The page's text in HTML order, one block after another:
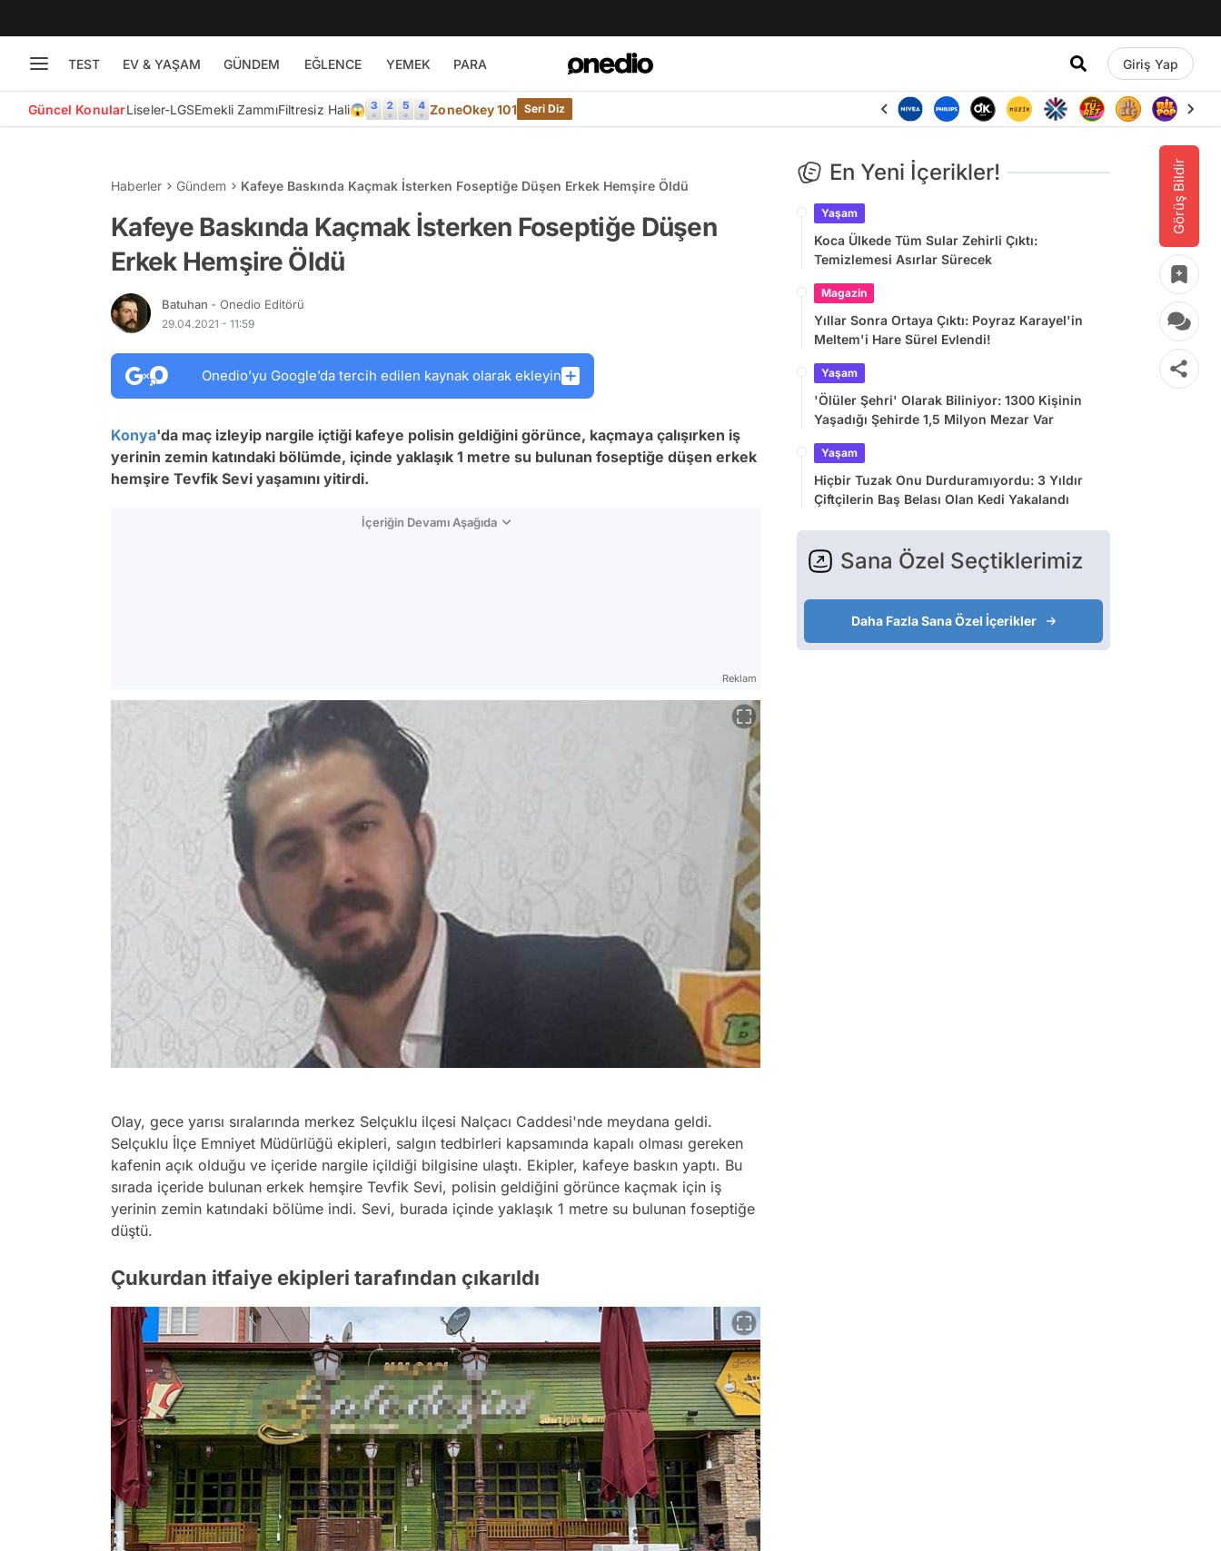
TEST EV & YAŞAM GÜNDEM EĞLENCE YEMEK PARA Giriş Yap
Güncel KonularLiseler-LGSEmekli ZammıFiltresiz Hali😱 ZoneOkey 101 Seri Diz
Görüş Bildir
Haberler Gündem Kafeye Baskında Kaçmak İsterken Foseptiğe Düşen Erkek Hemşire Öldü
Kafeye Baskında Kaçmak İsterken Foseptiğe Düşen
Erkek Hemşire Öldü
Batuhan - Onedio Editörü
29.04.2021 - 11:59
Onedio’yu Google’da tercih edilen kaynak olarak ekleyin
Konya'da maç izleyip nargile içtiği kafeye polisin geldiğini görünce, kaçmaya çalışırken iş
yerinin zemin katındaki bölümde, içinde yaklaşık 1 metre su bulunan foseptiğe düşen erkek
hemşire Tevfik Sevi yaşamını yitirdi.
İçeriğin Devamı Aşağıda
Reklam
Olay, gece yarısı sıralarında merkez Selçuklu ilçesi Nalçacı Caddesi'nde meydana geldi.
Selçuklu İlçe Emniyet Müdürlüğü ekipleri, salgın tedbirleri kapsamında kapalı olması gereken
kafenin açık olduğu ve içeride nargile içildiği bilgisine ulaştı. Ekipler, kafeye baskın yaptı. Bu
sırada içeride bulunan erkek hemşire Tevfik Sevi, polisin geldiğini görünce kaçmak için iş
yerinin zemin katındaki bölüme indi. Sevi, burada içinde yaklaşık 1 metre su bulunan foseptiğe
düştü.
Çukurdan itfaiye ekipleri tarafından çıkarıldı
En Yeni İçerikler!
Yaşam
Koca Ülkede Tüm Sular Zehirli Çıktı:
Temizlemesi Asırlar Sürecek
Magazin
Yıllar Sonra Ortaya Çıktı: Poyraz Karayel'in
Meltem'i Hare Sürel Evlendi!
Yaşam
'Ölüler Şehri' Olarak Biliniyor: 1300 Kişinin
Yaşadığı Şehirde 1,5 Milyon Mezar Var
Yaşam
Hiçbir Tuzak Onu Durduramıyordu: 3 Yıldır
Çiftçilerin Baş Belası Olan Kedi Yakalandı
Sana Özel Seçtiklerimiz
Daha Fazla Sana Özel İçerikler